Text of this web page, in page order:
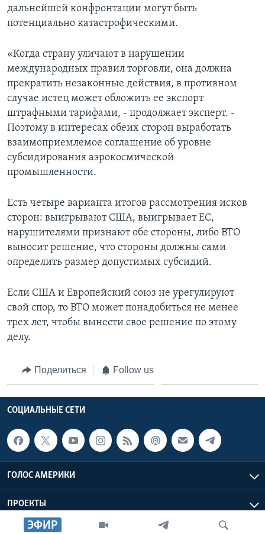
ЭФИР
дальнейшей конфронтации могут быть
потенциально катастрофическими.
«Когда страну уличают в нарушении
международных правил торговли, она должна
прекратить незаконные действия, в противном
случае истец может обложить ее экспорт
штрафными тарифами, - продолжает эксперт. -
Поэтому в интересах обеих сторон выработать
взаимоприемлемое соглашение об уровне
субсидирования аэрокосмической
промышленности.
Есть четыре варианта итогов рассмотрения исков
сторон: выигрывают США, выигрывает ЕС,
нарушителями признают обе стороны, либо ВТО
выносит решение, что стороны должны сами
определить размер допустимых субсидий.
Если США и Европейский союз не урегулируют
свой спор, то ВТО может понадобиться не менее
трех лет, чтобы вынести свое решение по этому
делу.
Поделиться Follow us
СОЦИАЛЬНЫЕ СЕТИ
ГОЛОС АМЕРИКИ
ПРОЕКТЫ